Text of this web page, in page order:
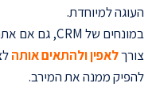
העוגה למיוחדת.
צורךלאפין ולהתאים אותה
להפיק ממנה את המירב.